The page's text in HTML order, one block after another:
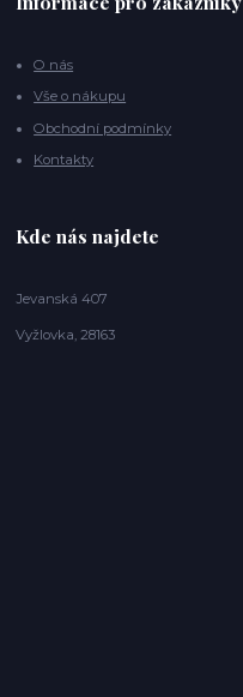
O nás
Vše o nákupu
Obchodní podmínky
Kontakty
Kde nás najdete
Jevanská 407
Vyžlovka, 28163